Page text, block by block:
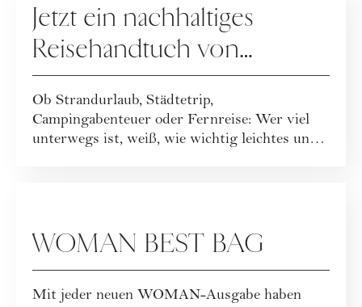
Jetzt ein nachhaltiges
Reisehandtuch von
Buvanha gewinnen
Ob Strandurlaub, Städtetrip,
Campingabenteuer oder Fernreise: Wer viel
unterwegs ist, weiß, wie wichtig leichtes und
WOMAN BEST BAG
Mit jeder neuen WOMAN-Ausgabe haben